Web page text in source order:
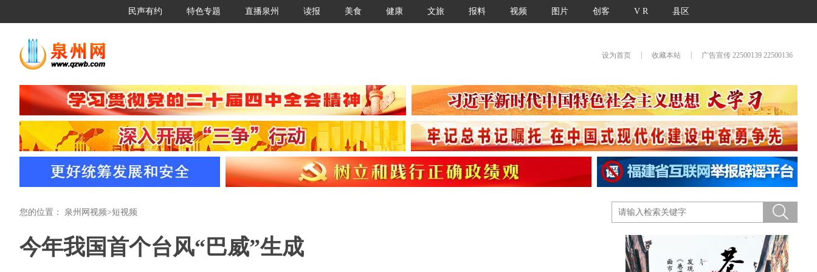
民声有约 特色专题 直播泉州 读报 美食 健康 文旅 报料 视频 图片 创客 V R 县区
设为首页 收藏本站 广告宣传 22500139 22500136
您的位置： 泉州网视频>短视频
今年我国首个台风“巴威”生成